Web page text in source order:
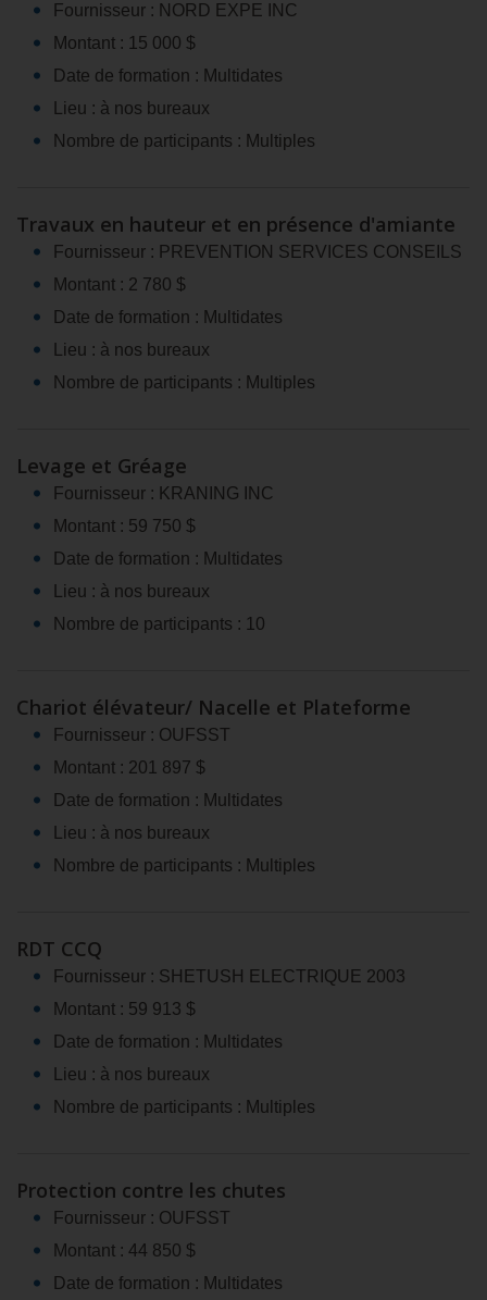
Fournisseur : NORD EXPE INC
Montant : 15 000 $
Date de formation : Multidates
Lieu : à nos bureaux
Nombre de participants : Multiples
Travaux en hauteur et en présence d'amiante
Fournisseur : PREVENTION SERVICES CONSEILS
Montant : 2 780 $
Date de formation : Multidates
Lieu : à nos bureaux
Nombre de participants : Multiples
Levage et Gréage
Fournisseur : KRANING INC
Montant : 59 750 $
Date de formation : Multidates
Lieu : à nos bureaux
Nombre de participants : 10
Chariot élévateur/ Nacelle et Plateforme
Fournisseur : OUFSST
Montant : 201 897 $
Date de formation : Multidates
Lieu : à nos bureaux
Nombre de participants : Multiples
RDT CCQ
Fournisseur : SHETUSH ELECTRIQUE 2003
Montant : 59 913 $
Date de formation : Multidates
Lieu : à nos bureaux
Nombre de participants : Multiples
Protection contre les chutes
Fournisseur : OUFSST
Montant : 44 850 $
Date de formation : Multidates